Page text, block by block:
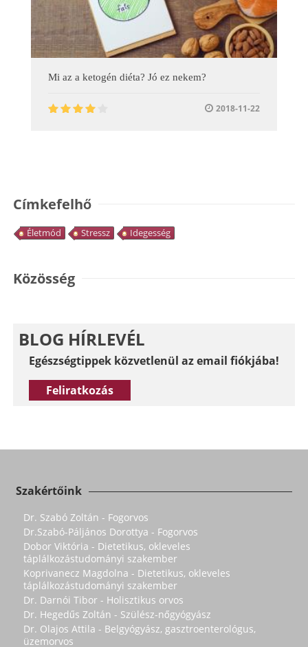
Mi az a ketogén diéta? Jó ez nekem?
2018-11-22
Címkefelhő
Életmód Stressz Idegesség
Közösség
BLOG HÍRLEVÉL
Egészségtippek közvetlenül az email fiókjába!
Feliratkozás
Szakértőink
Dr. Szabó Zoltán - Fogorvos
Dr.Szabó-Páljános Dorottya - Fogorvos
Dobor Viktória - Dietetikus, okleveles
táplálkozástudományi szakember
Koprivanecz Magdolna - Dietetikus, okleveles
táplálkozástudományi szakember
Dr. Darnói Tibor - Holisztikus orvos
Dr. Hegedűs Zoltán - Szülész-nőgyógyász
Dr. Olajos Attila - Belgyógyász, gasztroenterológus,
üzemorvos